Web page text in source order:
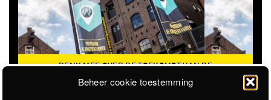
Beheer cookie toestemming
DENK MEE OVER DE TOEKOMST VAN DE
KROEPOEKFABRIEK